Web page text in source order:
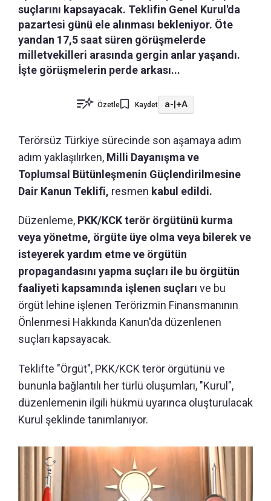
suçlarını kapsayacak. Teklifin Genel Kurul'da
pazartesi günü ele alınması bekleniyor. Öte
yandan 17,5 saat süren görüşmelerde
milletvekilleri arasında gergin anlar yaşandı.
İşte görüşmelerin perde arkası...
Özetle Kaydet a- +A
Terörsüz Türkiye sürecinde son aşamaya adım
adım yaklaşılırken, Milli Dayanışma ve
Toplumsal Bütünleşmenin Güçlendirilmesine
Dair Kanun Teklifi, resmen kabul edildi.
Düzenleme, PKK/KCK terör örgütünü kurma
veya yönetme, örgüte üye olma veya bilerek ve
isteyerek yardım etme ve örgütün
propagandasını yapma suçları ile bu örgütün
faaliyeti kapsamında işlenen suçları ve bu
örgüt lehine işlenen Terörizmin Finansmanının
Önlenmesi Hakkında Kanun'da düzenlenen
suçları kapsayacak.
Teklifte "Örgüt", PKK/KCK terör örgütünü ve
bununla bağlantılı her türlü oluşumları, "Kurul",
düzenlemenin ilgili hükmü uyarınca oluşturulacak
Kurul şeklinde tanımlanıyor.